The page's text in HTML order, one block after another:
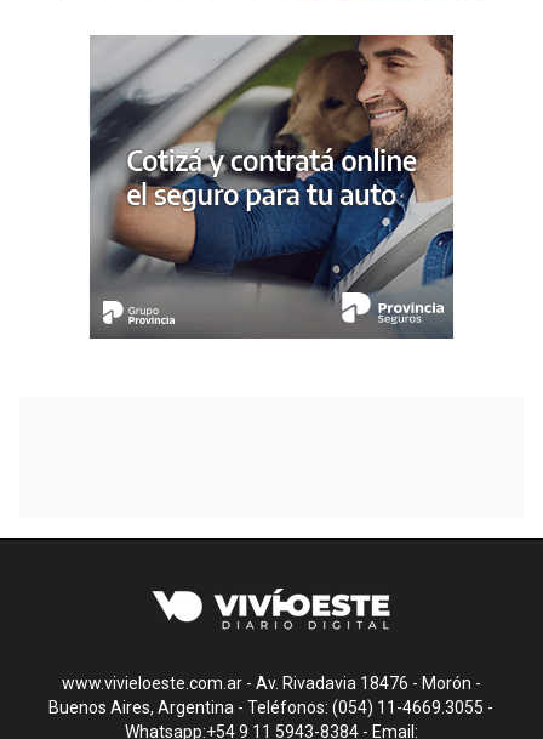
www.vivieloeste.com.ar - Av. Rivadavia 18476 - Morón -
Buenos Aires, Argentina - Teléfonos: (054) 11-4669.3055 -
Whatsapp:+54 9 11 5943-8384 - Email: